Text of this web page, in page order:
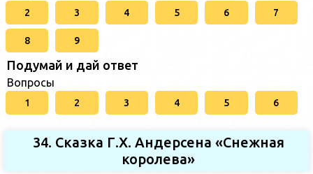
2 3 4 5 6 7
8 9
Подумай и дай ответ
Вопросы
1 2 3 4 5 6
34. Сказка Г.Х. Андерсена «Снежная
королева»